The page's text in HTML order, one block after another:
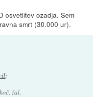
osvetlitev ozadja. Sem
smrt (30.000 ur).
:
žal.